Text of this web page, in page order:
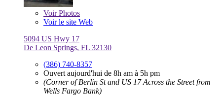
VoirPhotos
Voir le site Web
5094 US Hwy 17
De Leon Springs, FL 32130
(386) 740-8357
Ouvert aujourd'hui de 8h am à 5h pm
(Corner of Berlin St and US 17 Across the Street from
Wells Fargo Bank)